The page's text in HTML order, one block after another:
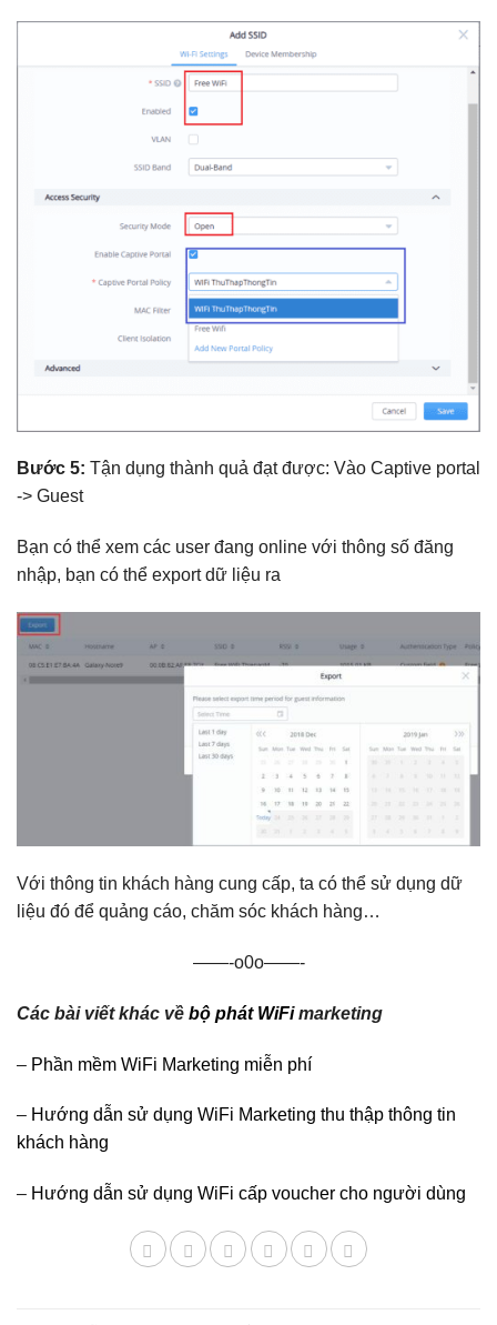
Bước 5: Tận dụng thành quả đạt được: Vào Captive portal
-> Guest
Bạn có thể xem các user đang online với thông số đăng
nhập, bạn có thể export dữ liệu ra
Với thông tin khách hàng cung cấp, ta có thể sử dụng dữ
liệu đó để quảng cáo, chăm sóc khách hàng…
——-o0o——-
Các bài viết khác về bộ phát WiFimarketing
– Phần mềm WiFi Marketing miễn phí
– Hướng dẫn sử dụng WiFi Marketing thu thập thông tin
khách hàng
– Hướng dẫn sử dụng WiFi cấp voucher cho người dùng